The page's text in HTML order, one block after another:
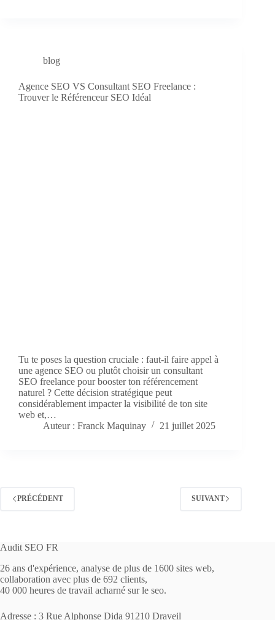
blog
Agence SEO VS Consultant SEO Freelance :
Trouver le Référenceur SEO Idéal
Tu te poses la question cruciale : faut-il faire appel à
une agence SEO ou plutôt choisir un consultant
SEO freelance pour booster ton référencement
naturel ? Cette décision stratégique peut
considérablement impacter la visibilité de ton site
web et,…
Auteur : Franck Maquinay
21 juillet 2025
PRÉCÉDENT SUIVANT
Audit SEO FR
26 ans d'expérience, analyse de plus de 1600 sites web,
collaboration avec plus de 692 clients,
40 000 heures de travail acharné sur le seo.
Adresse : 3 Rue Alphonse Dida 91210 Draveil